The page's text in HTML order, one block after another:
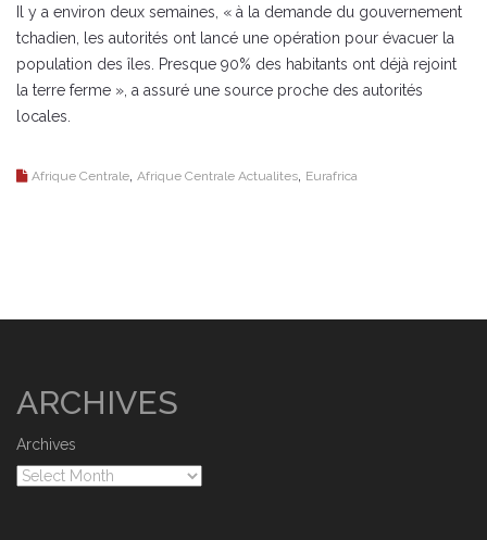
Il y a environ deux semaines, « à la demande du gouvernement
tchadien, les autorités ont lancé une opération pour évacuer la
population des îles. Presque 90% des habitants ont déjà rejoint
la terre ferme », a assuré une source proche des autorités
locales.
Afrique Centrale Afrique Centrale Actualites Eurafrica
ARCHIVES
Archives